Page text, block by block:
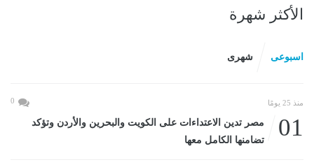
الأكثر شهرة
اسبوعى شهرى
منذ 25 يومًا 0
01
مصر تدين الاعتداءات على الكويت والبحرين والأردن وتؤكد
تضامنها الكامل معها